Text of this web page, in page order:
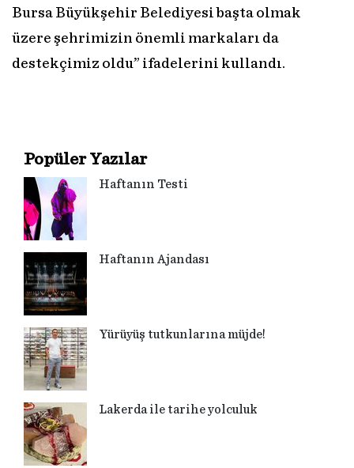
Bursa Büyükşehir Belediyesi başta olmak
üzere şehrimizin önemli markaları da
destekçimiz oldu” ifadelerini kullandı.
Popüler Yazılar
Haftanın Testi
Haftanın Ajandası
Yürüyüş tutkunlarına müjde!
Lakerda ile tarihe yolculuk